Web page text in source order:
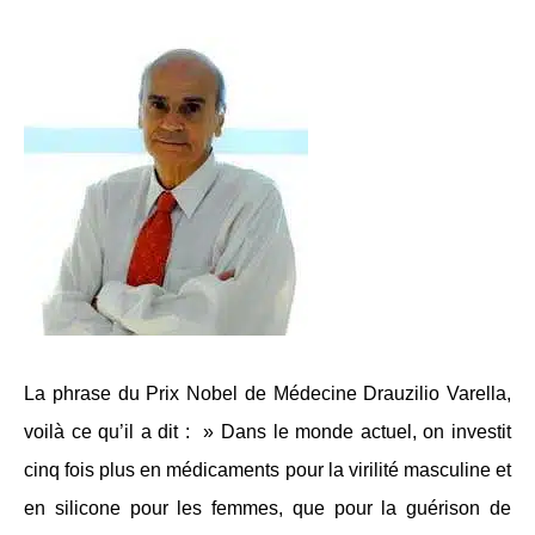
La phrase du Prix Nobel de Médecine Drauzilio Varella,
voilà ce qu’il a dit : » Dans le monde actuel, on investit
cinq fois plus en médicaments pour la virilité masculine et
en silicone pour les femmes, que pour la guérison de